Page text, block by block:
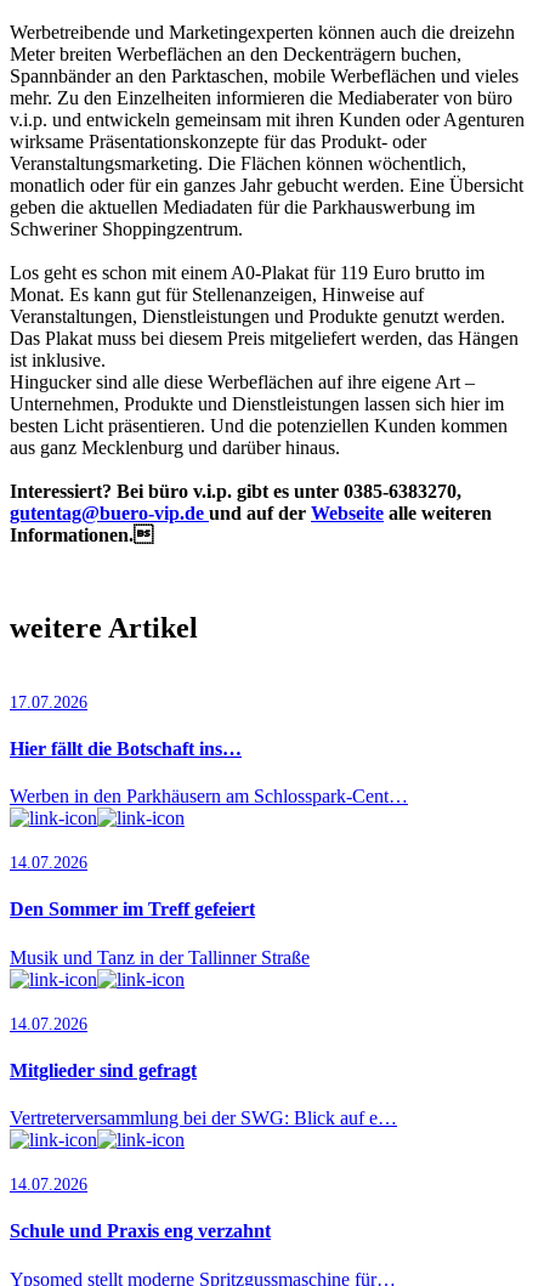
Werbetreibende und Marketingexperten können auch die dreizehn
Meter breiten Werbeflächen an den Deckenträgern buchen,
Spannbänder an den Parktaschen, mobile Werbeflächen und vieles
mehr. Zu den Einzelheiten informieren die Mediaberater von büro
v.i.p. und entwickeln gemeinsam mit ihren Kunden oder Agenturen
wirksame Präsentationskonzepte für das Produkt- oder
Veranstaltungsmarketing. Die Flächen können wöchentlich,
monatlich oder für ein ganzes Jahr gebucht werden. Eine Übersicht
geben die aktuellen Mediadaten für die Parkhauswerbung im
Schweriner Shoppingzentrum.
Los geht es schon mit einem A0-Plakat für 119 Euro brutto im
Monat. Es kann gut für Stellenanzeigen, Hinweise auf
Veranstaltungen, Dienstleistungen und Produkte genutzt werden.
Das Plakat muss bei diesem Preis mitgeliefert werden, das Hängen
ist inklusive.
Hingucker sind alle diese Werbeflächen auf ihre eigene Art –
Unternehmen, Produkte und Dienstleistungen lassen sich hier im
besten Licht präsentieren. Und die potenziellen Kunden kommen
aus ganz Mecklenburg und darüber hinaus.
Interessiert? Bei büro v.i.p. gibt es unter 0385-6383270,
gutentag@buero-vip.de und auf der Webseite alle weiteren
Informationen.
weitere Artikel
17.07.2026
Hier fällt die Botschaft ins…
Werben in den Parkhäusern am Schlosspark-Cent…
14.07.2026
Den Sommer im Treff gefeiert
Musik und Tanz in der Tallinner Straße
14.07.2026
Mitglieder sind gefragt
Vertreterversammlung bei der SWG: Blick auf e…
14.07.2026
Schule und Praxis eng verzahnt
Ypsomed stellt moderne Spritzgussmaschine für…